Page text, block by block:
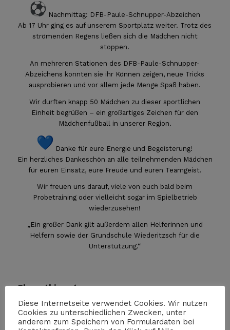
Nachmittag: DFB-Paule-Schnupper-Abzeichen
Ab 17 Uhr ging es auf unserem Sportplatz weiter. Trotz des
strömenden Regens ließen sich die Mädchen nicht
stoppen.
An mehreren Stationen des DFB-Paule-Schnupper-
Abzeichens konnten sie ihr Können zeigen, neue Tricks
ausprobieren und vor allem jede Menge Spaß haben.
Wir durften knapp 50 Mädchen zu dieser sportlichen
Einheit begrüßen – ein großartiges Zeichen für den
Mädchenfußball in unserer Region.
Danke für eure Energie und Begeisterung!
Ein herzliches Dankeschön an alle teilnehmenden Mädchen
für euren Einsatz, eure Freude und euren Teamgeist.
Wir freuen uns darauf, viele von euch bald beim
Probetraining oder vielleicht sogar im Spielbetrieb
wiederzusehen!
„Ein großer Dank gilt außerdem allen Helferinnen und
Helfern sowie der Grundschule Wiederitzsch für die
Unterstützung.“
Share this entry
Diese Internetseite verwendet Cookies. Wir nutzen
Cookies zu unterschiedlichen Zwecken, unter
anderem zum Speichern von Formulardaten bei